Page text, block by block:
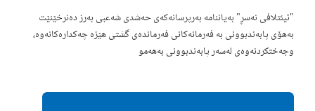
"ئیئتلافی نەسڕ" بەیاننامە بەرپرسانەکەی حەشدی شەعبی بەرز دەنرخێنێت
بەهۆی پابەندبوونی بە فەرمانەکانی فەرماندەی گشتی هێزە چەکدارەکانەوە،
وجەختکردنەوەی لەسەر پابەندبوونی بەهەمو